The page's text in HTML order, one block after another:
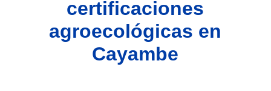
certificaciones
agroecológicas en
Cayambe